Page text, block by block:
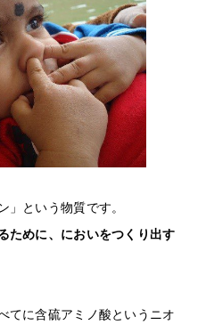
」という物質です。
ために、においをつくり出す
てに含硫アミノ酸というニオ